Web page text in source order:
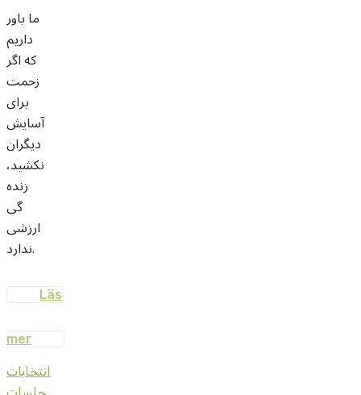
ما باور
داریم
که اگر
زحمت
برای
آسایش
دیگران
نکشید،
زنده
گی
ارزشی
ندارد.
Läs
mer
انتخابات